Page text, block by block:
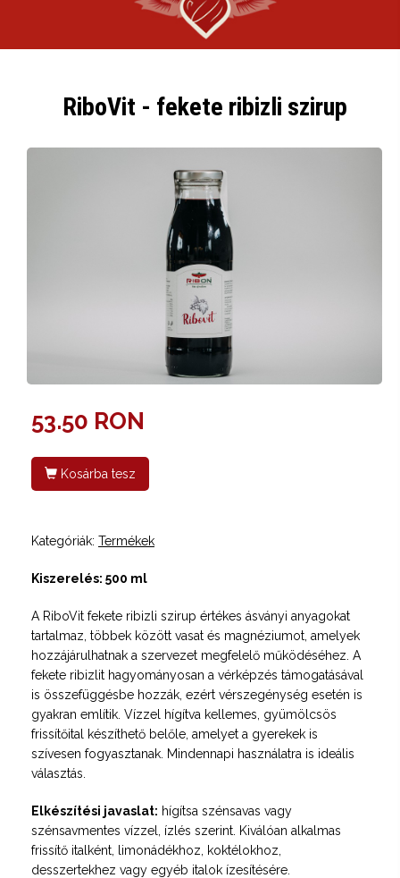
RiboVit - fekete ribizli szirup
53.50 RON
Kosárba tesz
Kategóriák: Termékek
Kiszerelés: 500 ml
A RiboVit fekete ribizli szirup értékes ásványi anyagokat
tartalmaz, többek között vasat és magnéziumot, amelyek
hozzájárulhatnak a szervezet megfelelő működéséhez. A
fekete ribizlit hagyományosan a vérképzés támogatásával
is összefüggésbe hozzák, ezért vérszegénység esetén is
gyakran említik. Vízzel hígítva kellemes, gyümölcsös
frissítőital készíthető belőle, amelyet a gyerekek is
szívesen fogyasztanak. Mindennapi használatra is ideális
választás.
Elkészítési javaslat: hígítsa szénsavas vagy
szénsavmentes vízzel, ízlés szerint. Kiválóan alkalmas
frissítő italként, limonádékhoz, koktélokhoz,
desszertekhez vagy egyéb italok ízesítésére.